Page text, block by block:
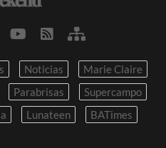
Noticias
Marie Claire
Parabrisas
Supercampo
Lunateen BATimes